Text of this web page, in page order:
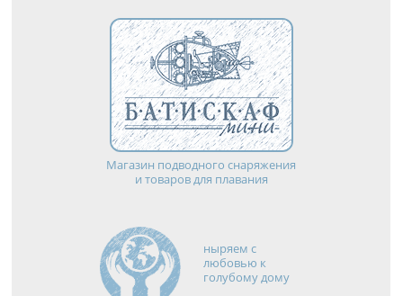
Магазин подводного снаряжения
и товаров для плавания
ныряем с
любовью к
голубому дому